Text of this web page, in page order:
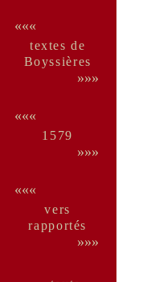
«««
textes de
Boys­sières
»»»
«««
1579
»»»
«««
vers
rappor­tés
»»»